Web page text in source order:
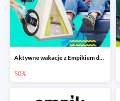
Aktywne wakacje z Empikiem do -50%
50%